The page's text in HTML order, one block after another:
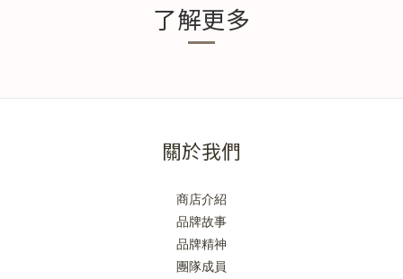
了解更多
關於我們
商店介紹
品牌故事
品牌精神
團隊成員